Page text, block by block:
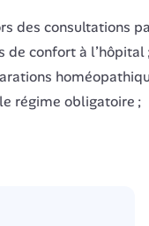
des consultations
confort à l’hôpital
régime obligatoire ;